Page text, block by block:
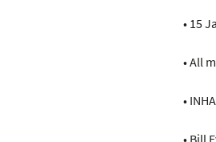
• 15
• All
•
• Bill